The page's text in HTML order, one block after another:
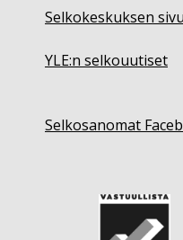
Selkokeskuksen
YLE:n selkouutiset
Selkosanomat